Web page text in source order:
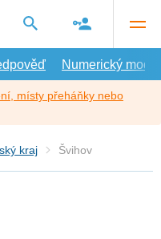
Numerický model
místy přeháňky nebo
kraj Švihov